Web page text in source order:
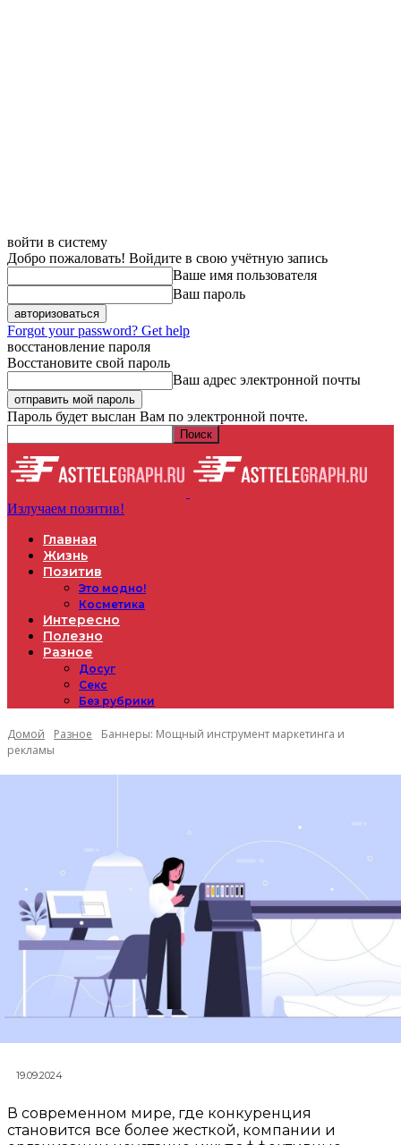
войти в систему
Добро пожаловать! Войдите в свою учётную запись
Ваше имя пользователя
Ваш пароль
Forgot your password? Get help
восстановление пароля
Восстановите свой пароль
Ваш адрес электронной почты
Пароль будет выслан Вам по электронной почте.
Излучаем позитив!
Главная
Жизнь
Позитив
Это модно!
Косметика
Интересно
Полезно
Разное
Досуг
Секс
Без рубрики
Домой Разное
Баннеры: Мощный инструмент маркетинга и
рекламы
19.09.2024
В современном мире, где конкуренция
становится все более жесткой, компании и